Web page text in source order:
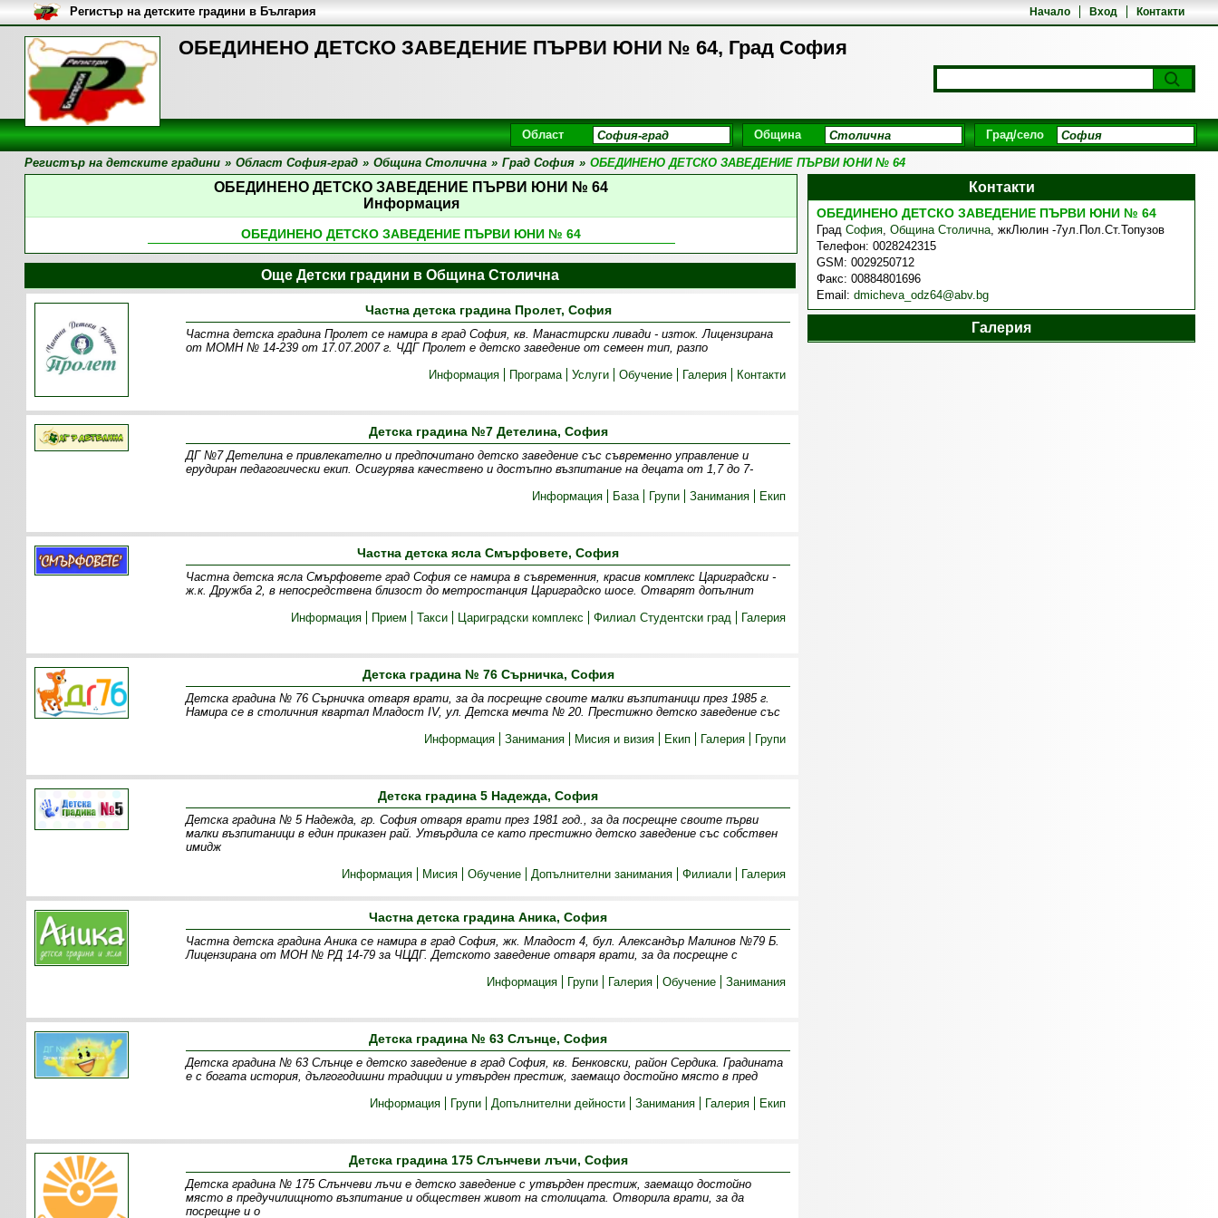
ОБЕДИНЕНО ДЕТСКО ЗАВЕДЕНИЕ ПЪРВИ ЮНИ № 64, Град София
Начало Вход Контакти
Регистър на детските градини в България
Област Община Град/село
Регистър на детските градини » Област София-град » Община Столична » Град София » ОБЕДИНЕНО ДЕТСКО ЗАВЕДЕНИЕ ПЪРВИ ЮНИ № 64
ОБЕДИНЕНО ДЕТСКО ЗАВЕДЕНИЕ ПЪРВИ ЮНИ № 64
Информация
ОБЕДИНЕНО ДЕТСКО ЗАВЕДЕНИЕ ПЪРВИ ЮНИ № 64
Контакти
ОБЕДИНЕНО ДЕТСКО ЗАВЕДЕНИЕ ПЪРВИ ЮНИ № 64
Град София, Община Столична, жкЛюлин -7ул.Пол.Ст.Топузов
Телефон: 0028242315
GSM: 0029250712
Факс: 00884801696
Email: dmicheva_odz64@abv.bg
Галерия
Още Детски градини в Община Столична
Частна детска градина Пролет, София
Частна детска градина Пролет се намира в град София, кв. Манастирски ливади - изток. Лицензирана
от МОМН № 14-239 от 17.07.2007 г. ЧДГ Пролет е детско заведение от семеен тип, разпо
Информация
Програма Услуги Обучение Галерия Контакти
Детска градина №7 Детелина, София
ДГ №7 Детелина е привлекателно и предпочитано детско заведение със съвременно управление и
ерудиран педагогически екип. Осигурява качествено и достъпно възпитание на децата от 1,7 до 7-
Информация
База Групи Занимания Екип
Частна детска ясла Смърфовете, София
Частна детска ясла Смърфовете град София се намира в съвременния, красив комплекс Цариградски -
ж.к. Дружба 2, в непосредствена близост до метростанция Цариградско шосе. Отварят допълнит
Информация
Прием Такси Цариградски комплекс Филиал Студентски град Галерия
Детска градина № 76 Сърничка, София
Детска градина № 76 Сърничка отваря врати, за да посрещне своите малки възпитаници през 1985 г.
Намира се в столичния квартал Младост IV, ул. Детска мечта № 20. Престижно детско заведение със
Информация
Занимания Мисия и визия Екип Галерия Групи
Детска градина 5 Надежда, София
Детска градина № 5 Надежда, гр. София отваря врати през 1981 год., за да посрещне своите първи
малки възпитаници в един приказен рай. Утвърдила се като престижно детско заведение със собствен
имидж
Информация
Мисия Обучение Допълнителни занимания Филиали Галерия
Частна детска градина Аника, София
Частна детска градина Аника се намира в град София, жк. Младост 4, бул. Александър Малинов №79 Б.
Лицензирана от МОН № РД 14-79 за ЧЦДГ. Детското заведение отваря врати, за да посрещне с
Информация
Групи Галерия Обучение Занимания
Детска градина № 63 Слънце, София
Детска градина № 63 Слънце е детско заведение в град София, кв. Бенковски, район Сердика. Градината
е с богата история, дългогодишни традиции и утвърден престиж, заемащо достойно място в пред
Информация
Групи Допълнителни дейности Занимания Галерия Екип
Детска градина 175 Слънчеви лъчи, София
Детска градина № 175 Слънчеви лъчи e детско заведение с утвърден престиж, заемащо достойно
място в предучилищното възпитание и обществен живот на столицата. Отворила врати, за да
посрещне и о